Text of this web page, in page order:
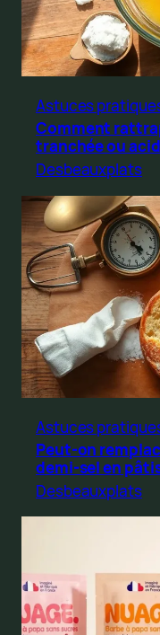
Astuces
Comment
tranchée ou
Desbeauxplats
Astuces
Peut-on
demi-sel en
Desbeauxplats